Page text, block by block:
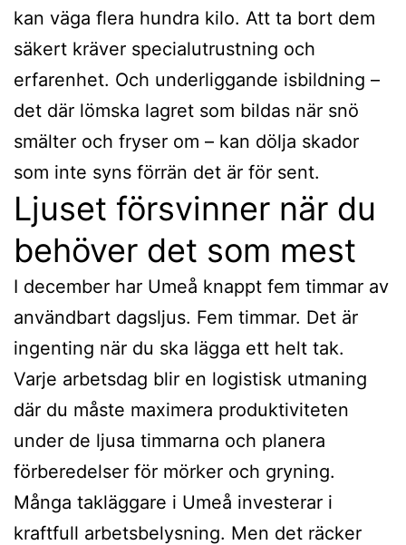
kan väga flera hundra kilo. Att ta bort dem
säkert kräver specialutrustning och
erfarenhet. Och underliggande isbildning –
det där lömska lagret som bildas när snö
smälter och fryser om – kan dölja skador
som inte syns förrän det är för sent.
Ljuset försvinner när du
behöver det som mest
I december har Umeå knappt fem timmar av
användbart dagsljus. Fem timmar. Det är
ingenting när du ska lägga ett helt tak.
Varje arbetsdag blir en logistisk utmaning
där du måste maximera produktiviteten
under de ljusa timmarna och planera
förberedelser för mörker och gryning.
Många takläggare i Umeå investerar i
kraftfull arbetsbelysning. Men det räcker